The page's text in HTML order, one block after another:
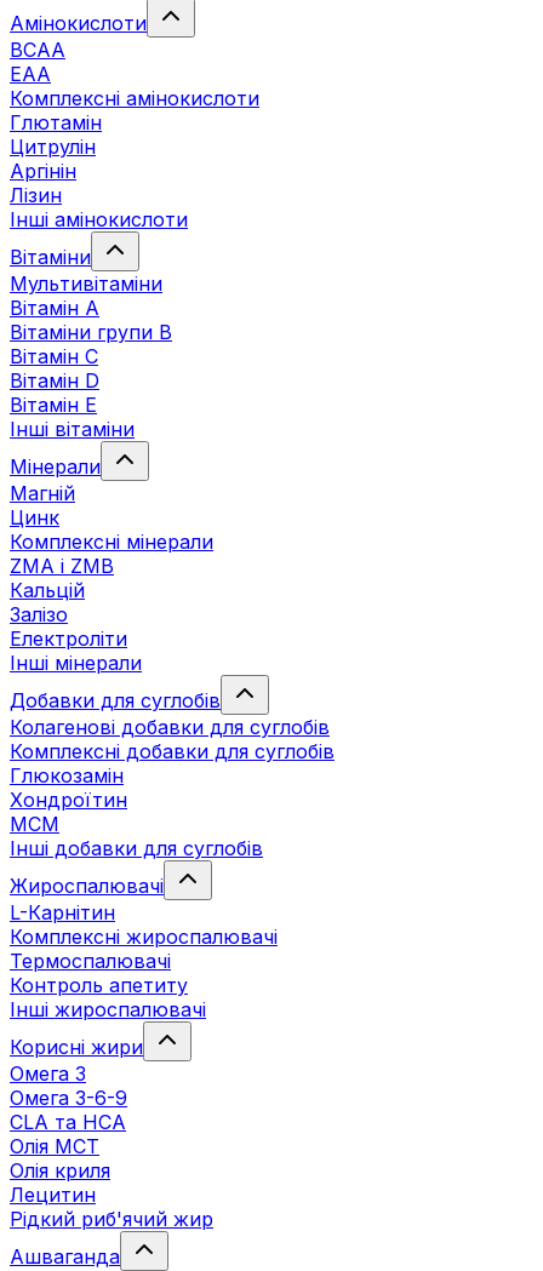
Амінокислоти
BCAA
EAA
Комплексні амінокислоти
Глютамін
Цитрулін
Аргінін
Лізин
Інші амінокислоти
Вітаміни
Мультивітаміни
Вітамін А
Вітаміни групи В
Вітамін C
Вітамін D
Вітамін Е
Інші вітаміни
Мінерали
Магній
Цинк
Комплексні мінерали
ZMA і ZMB
Кальцій
Залізо
Електроліти
Інші мінерали
Добавки для суглобів
Колагенові добавки для суглобів
Комплексні добавки для суглобів
Глюкозамін
Хондроїтин
МСМ
Інші добавки для суглобів
Жироспалювачі
L-Карнітин
Комплексні жироспалювачі
Термоспалювачі
Контроль апетиту
Інші жироспалювачі
Корисні жири
Омега 3
Омега 3-6-9
CLA та HCA
Олія МСТ
Олія криля
Лецитин
Рідкий риб'ячий жир
Ашваганда